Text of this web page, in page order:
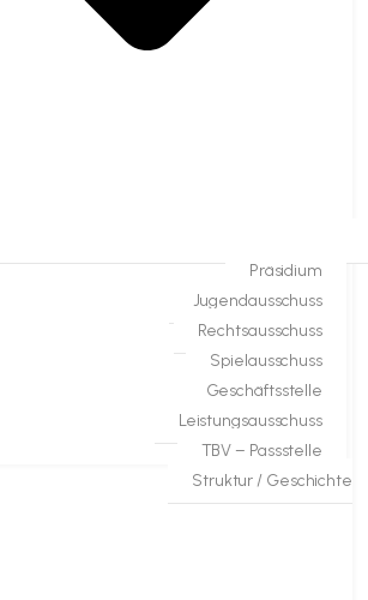
Präsidium
Jugendausschuss
Rechtsausschuss
Spielausschuss
Geschäftsstelle
Leistungsausschuss
TBV – Passstelle
Struktur / Geschichte